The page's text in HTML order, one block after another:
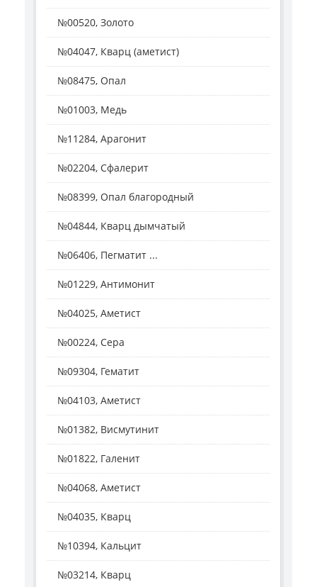
№00520, Золото
№04047, Кварц (аметист)
№08475, Опал
№01003, Медь
№11284, Арагонит
№02204, Сфалерит
№08399, Опал благородный
№04844, Кварц дымчатый
№06406, Пегматит ...
№01229, Антимонит
№04025, Аметист
№00224, Сера
№09304, Гематит
№04103, Аметист
№01382, Висмутинит
№01822, Галенит
№04068, Аметист
№04035, Кварц
№10394, Кальцит
№03214, Кварц